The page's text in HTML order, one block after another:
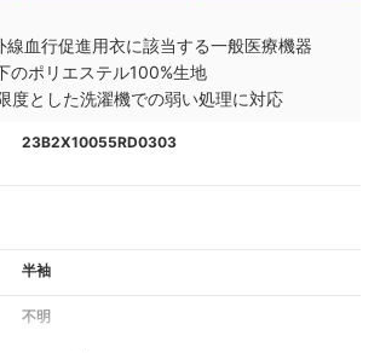
線血行促進用衣に該当する一般医療機器
のポリエステル100%生地
度とした洗濯機での弱い処理に対応
23B2X10055RD0303
半袖
不明